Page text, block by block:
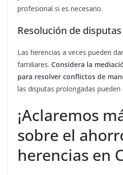
profesional si es necesario.
Resolución de disputas
Las herencias a veces pueden
familiares. Considera la
para resolver conflictos de
las disputas prolongadas
¡Aclaremos
sobre el
herencias en